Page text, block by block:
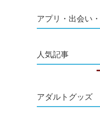
アプリ・出会い
人気記事
アダルトグッズ